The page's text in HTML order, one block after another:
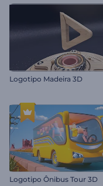
Logotipo Madeira 3D
Logotipo Ônibus Tour 3D